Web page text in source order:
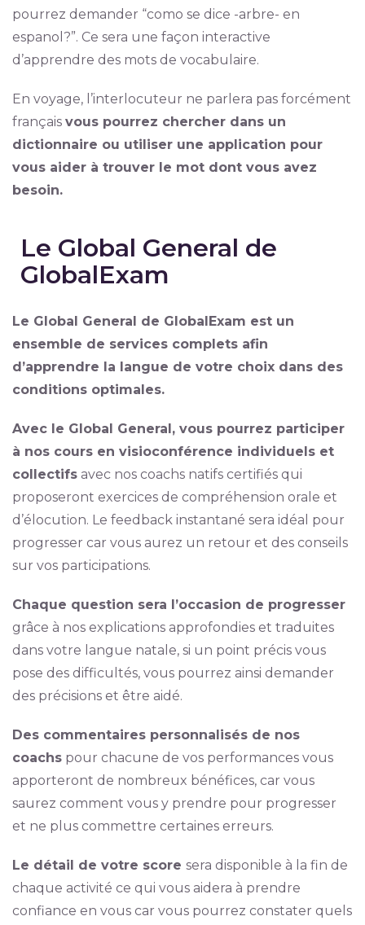
pourrez demander “como se dice -arbre- en
espanol?”. Ce sera une façon interactive
d’apprendre des mots de vocabulaire.
En voyage, l’interlocuteur ne parlera pas forcément
français vous pourrez chercher dans un
dictionnaire ou utiliser une application pour
vous aider à trouver le mot dont vous avez
besoin.
Le Global General de
GlobalExam
Le Global General de GlobalExam est un
ensemble de services complets afin
d’apprendre la langue de votre choix dans des
conditions optimales.
Avec le Global General, vous pourrez participer
à nos cours en visioconférence individuels et
collectifsavec nos coachs natifs certifiés qui
proposeront exercices de compréhension orale et
d’élocution. Le feedback instantané sera idéal pour
progresser car vous aurez un retour et des conseils
sur vos participations.
Chaque question sera l’occasion de progresser
grâce à nos explications approfondies et traduites
dans votre langue natale, si un point précis vous
pose des difficultés, vous pourrez ainsi demander
des précisions et être aidé.
Des commentaires personnalisés de nos
coachspour chacune de vos performances vous
apporteront de nombreux bénéfices, car vous
saurez comment vous y prendre pour progresser
et ne plus commettre certaines erreurs.
Le détail de votre score sera disponible à la fin de
chaque activité ce qui vous aidera à prendre
confiance en vous car vous pourrez constater quels